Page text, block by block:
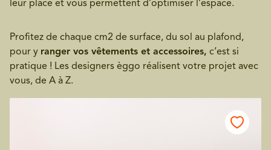
leur place et vous permettent d’optimiser l’espace.
Profitez de chaque cm2 de surface, du sol au plafond,
pour y ranger vos vêtements et accessoires, c’est si
pratique ! Les designers èggo réalisent votre projet avec
vous, de A à Z.